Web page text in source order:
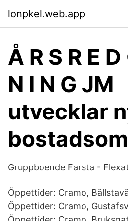
lonpkel.web.app
Å R S R E
N I N G JM
utvecklar
Gruppboende Farsta -
Öppettider: Cramo,
Öppettider: Cramo,